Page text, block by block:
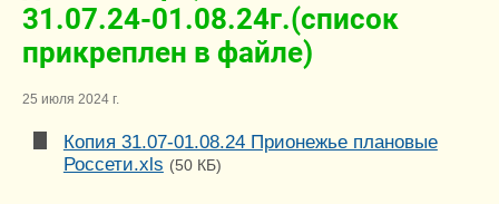
31.07.24-01.08.24г.(список
прикреплен в файле)
25 июля 2024 г.
Копия 31.07-01.08.24 Прионежье плановые
Россети.xls (50 КБ)